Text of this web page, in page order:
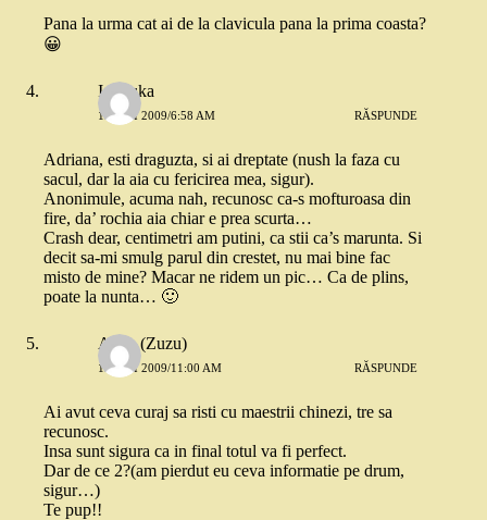
Pana la urma cat ai de la clavicula pana la prima coasta?
😀
Ionouka
13 MAI 2009/6:58 AM RĂSPUNDE
Adriana, esti draguzta, si ai dreptate (nush la faza cu
sacul, dar la aia cu fericirea mea, sigur).
Anonimule, acuma nah, recunosc ca-s mofturoasa din
fire, da’ rochia aia chiar e prea scurta…
Crash dear, centimetri am putini, ca stii ca’s marunta. Si
decit sa-mi smulg parul din crestet, nu mai bine fac
misto de mine? Macar ne ridem un pic… Ca de plins,
poate la nunta… 🙂
Anna (Zuzu)
13 MAI 2009/11:00 AM RĂSPUNDE
Ai avut ceva curaj sa risti cu maestrii chinezi, tre sa
recunosc.
Insa sunt sigura ca in final totul va fi perfect.
Dar de ce 2?(am pierdut eu ceva informatie pe drum,
sigur…)
Te pup!!